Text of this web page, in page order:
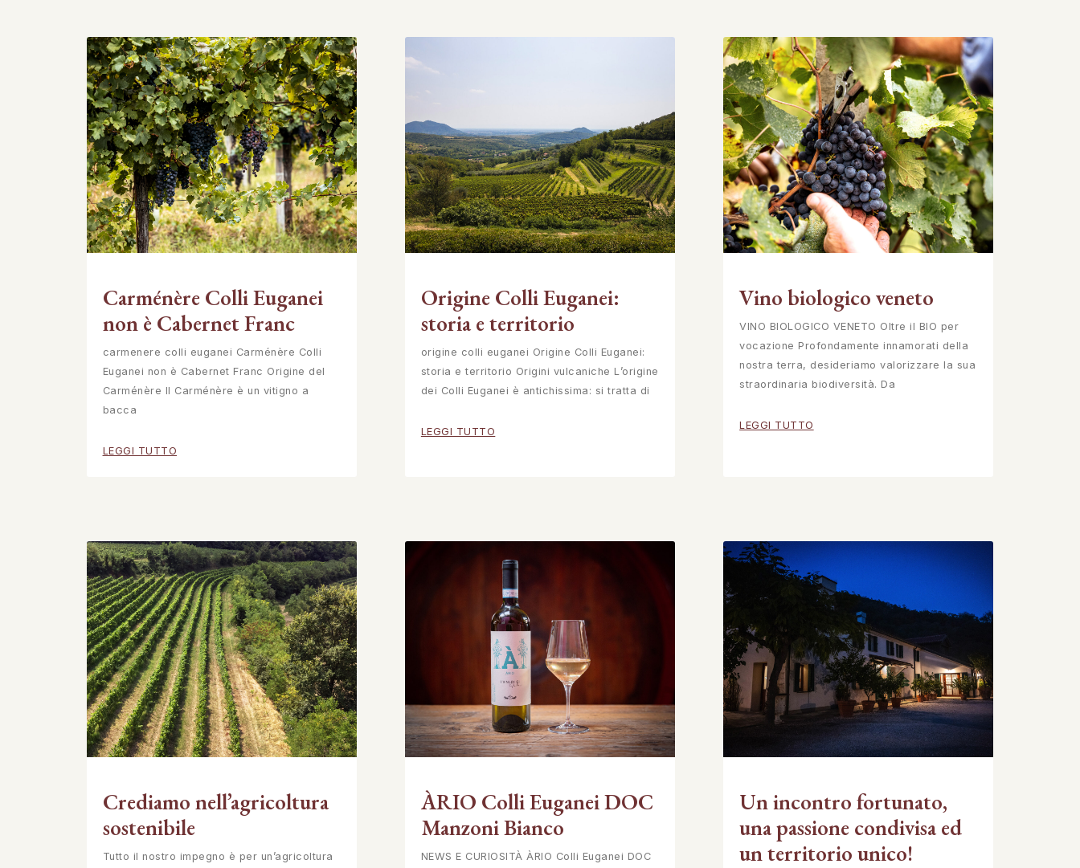
Carménère Colli Euganei
non è Cabernet Franc
carmenere colli euganei Carménère Colli
Euganei non è Cabernet Franc Origine del
Carménère Il Carménère è un vitigno a
bacca
LEGGI TUTTO
Origine Colli Euganei:
storia e territorio
origine colli euganei Origine Colli Euganei:
storia e territorio Origini vulcaniche L’origine
dei Colli Euganei è antichissima: si tratta di
LEGGI TUTTO
Vino biologico veneto
VINO BIOLOGICO VENETO Oltre il BIO per
vocazione Profondamente innamorati della
nostra terra, desideriamo valorizzare la sua
straordinaria biodiversità. Da
LEGGI TUTTO
Crediamo nell’agricoltura
sostenibile
Tutto il nostro impegno è per un’agricoltura
ÀRIO Colli Euganei DOC
Manzoni Bianco
NEWS E CURIOSITÀ ÀRIO Colli Euganei DOC
Un incontro fortunato,
una passione condivisa ed
un territorio unico!